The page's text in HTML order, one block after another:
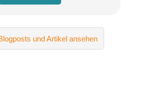
und Artikel ansehen